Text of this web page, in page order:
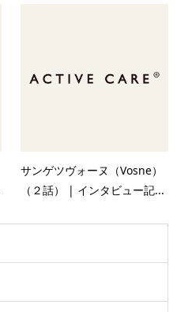
サンゲツヴォーヌ（Vosne）
（２話） | インタビュー記...